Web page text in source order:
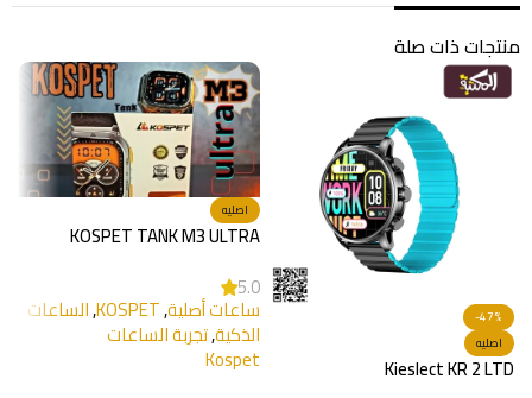
منتجات ذات صلة
-47%
اصليه
Kieslect KR 2 LTD
اصليه
KOSPET TANK M3 ULTRA
5.0
ساعات أصلية,
KOSPET
,الساعات
الذكية,تجربة الساعات
Kospet